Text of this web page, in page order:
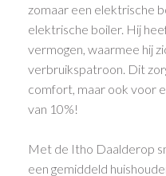
zomaar een elektrische
elektrische boiler. Hij
vermogen, waarmee hij
verbruikspatroon. Dit
comfort, maar ook voor
van 10%!
Met de Itho Daalderop
een gemiddeld